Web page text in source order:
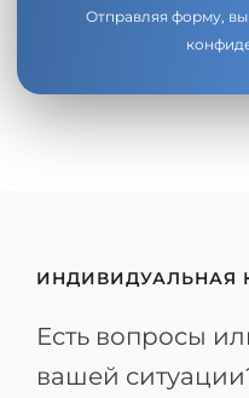
Отправляя форму, вы
ИНДИВИДУАЛЬНАЯ
Есть вопросы
вашей